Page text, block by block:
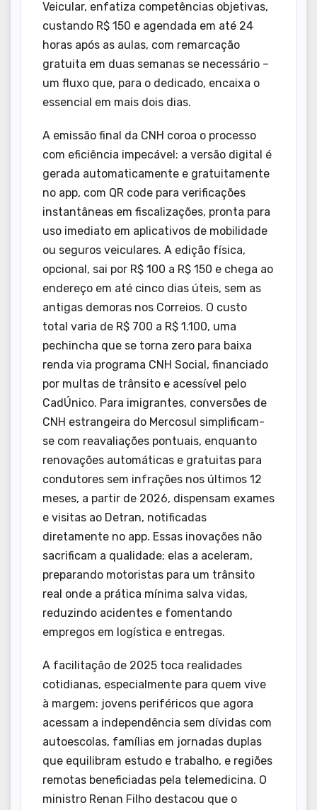
Veicular, enfatiza competências objetivas,
custando R$ 150 e agendada em até 24
horas após as aulas, com remarcação
gratuita em duas semanas se necessário –
um fluxo que, para o dedicado, encaixa o
essencial em mais dois dias.
A emissão final da CNH coroa o processo
com eficiência impecável: a versão digital é
gerada automaticamente e gratuitamente
no app, com QR code para verificações
instantâneas em fiscalizações, pronta para
uso imediato em aplicativos de mobilidade
ou seguros veiculares. A edição física,
opcional, sai por R$ 100 a R$ 150 e chega ao
endereço em até cinco dias úteis, sem as
antigas demoras nos Correios. O custo
total varia de R$ 700 a R$ 1.100, uma
pechincha que se torna zero para baixa
renda via programa CNH Social, financiado
por multas de trânsito e acessível pelo
CadÚnico. Para imigrantes, conversões de
CNH estrangeira do Mercosul simplificam-
se com reavaliações pontuais, enquanto
renovações automáticas e gratuitas para
condutores sem infrações nos últimos 12
meses, a partir de 2026, dispensam exames
e visitas ao Detran, notificadas
diretamente no app. Essas inovações não
sacrificam a qualidade; elas a aceleram,
preparando motoristas para um trânsito
real onde a prática mínima salva vidas,
reduzindo acidentes e fomentando
empregos em logística e entregas.
A facilitação de 2025 toca realidades
cotidianas, especialmente para quem vive
à margem: jovens periféricos que agora
acessam a independência sem dívidas com
autoescolas, famílias em jornadas duplas
que equilibram estudo e trabalho, e regiões
remotas beneficiadas pela telemedicina. O
ministro Renan Filho destacou que o